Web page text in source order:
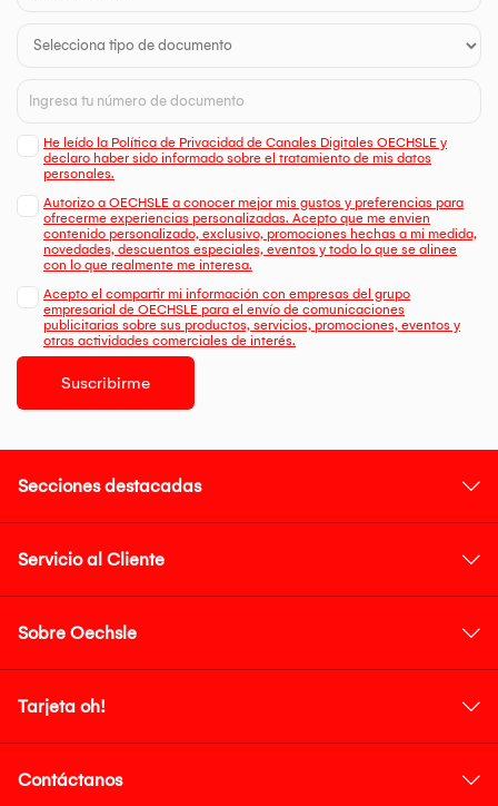
He leído la Política de Privacidad de Canales Digitales OECHSLE y
declaro haber sido informado sobre el tratamiento de mis datos
personales.
Autorizo a OECHSLE a conocer mejor mis gustos y preferencias para
ofrecerme experiencias personalizadas. Acepto que me envien
contenido personalizado, exclusivo, promociones hechas a mi medida,
novedades, descuentos especiales, eventos y todo lo que se alinee
con lo que realmente me interesa.
Acepto el compartir mi información con empresas del grupo
empresarial de OECHSLE para el envío de comunicaciones
publicitarias sobre sus productos, servicios, promociones, eventos y
otras actividades comerciales de interés.
Suscribirme
Secciones destacadas
Servicio al Cliente
Sobre Oechsle
Tarjeta oh!
Contáctanos